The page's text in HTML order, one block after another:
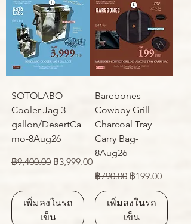
SOTOLABO
Cooler Jag 3
gallon/DesertCa
mo-8Aug26
ราคาปกติ
฿9,400.00 ราคาขายลด
฿3,999.00
เพิ่มลงในรถ
เข็น
Barebones
Cowboy Grill
Charcoal Tray
Carry Bag-
8Aug26
ราคาปกติ
฿790.00 ราคาขายลด
฿199.00
เพิ่มลงในรถ
เข็น